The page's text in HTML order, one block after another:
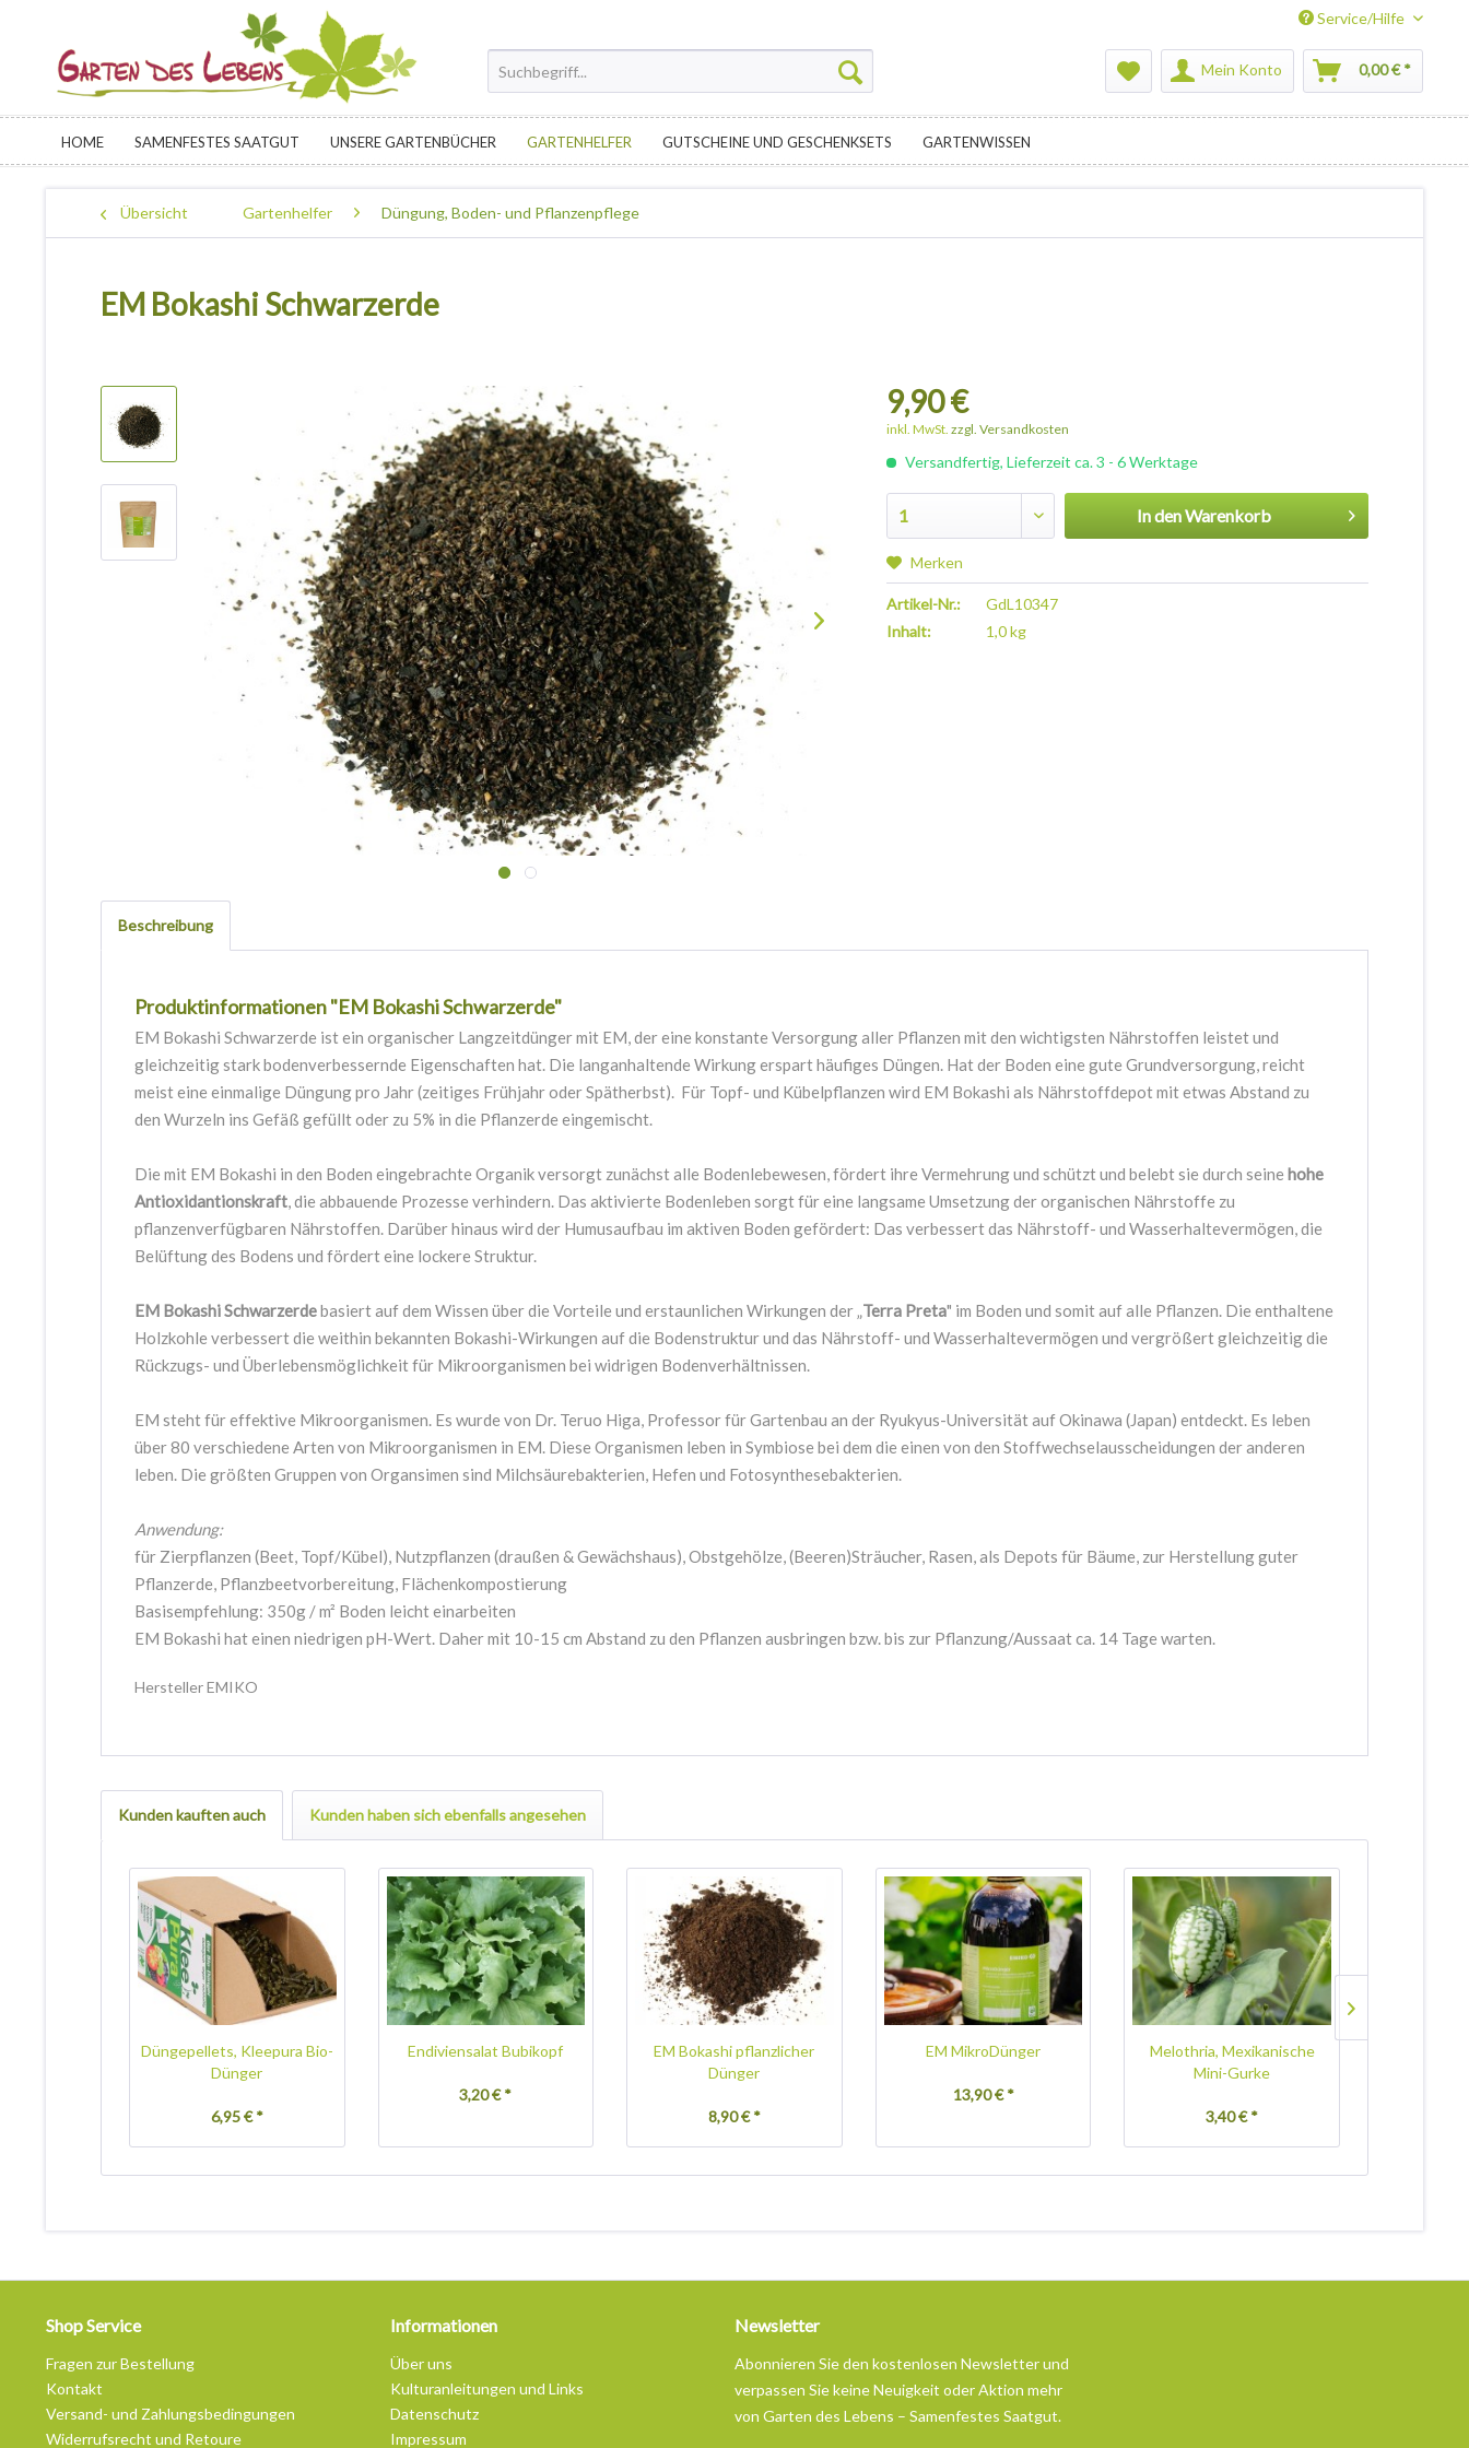
Service/Hilfe
Mein Konto 0,00 € *
HOME SAMENFESTES SAATGUT UNSERE GARTENBÜCHER GARTENHELFER GUTSCHEINE UND GESCHENKSETS GARTENWISSEN
Übersicht Gartenhelfer Düngung, Boden- und Pflanzenpflege
EM Bokashi Schwarzerde
9,90 €
inkl. MwSt.zzgl. Versandkosten
Versandfertig, Lieferzeit ca. 3 - 6 Werktage
In denWarenkorb
Merken
Artikel-Nr.:
GdL10347
Inhalt:
1,0 kg
Beschreibung
Produktinformationen "EM Bokashi Schwarzerde"
EM Bokashi Schwarzerde ist ein organischer Langzeitdünger mit EM, der eine konstante Versorgung aller Pflanzen mit den wichtigsten Nährstoffen leistet und
gleichzeitig stark bodenverbessernde Eigenschaften hat. Die langanhaltende Wirkung erspart häufiges Düngen. Hat der Boden eine gute Grundversorgung, reicht
meist eine einmalige Düngung pro Jahr (zeitiges Frühjahr oder Spätherbst). Für Topf- und Kübelpflanzen wird EM Bokashi als Nährstoffdepot mit etwas Abstand zu
den Wurzeln ins Gefäß gefüllt oder zu 5% in die Pflanzerde eingemischt.
Die mit EM Bokashi in den Boden eingebrachte Organik versorgt zunächst alle Bodenlebewesen, fördert ihre Vermehrung und schützt und belebt sie durch seine hohe
Antioxidantionskraft, die abbauende Prozesse verhindern. Das aktivierte Bodenleben sorgt für eine langsame Umsetzung der organischen Nährstoffe zu
pflanzenverfügbaren Nährstoffen. Darüber hinaus wird der Humusaufbau im aktiven Boden gefördert: Das verbessert das Nährstoff- und Wasserhaltevermögen, die
Belüftung des Bodens und fördert eine lockere Struktur.
EM Bokashi Schwarzerdebasiert auf dem Wissen über die Vorteile und erstaunlichen Wirkungen der „Terra Preta" im Boden und somit auf alle Pflanzen. Die enthaltene
Holzkohle verbessert die weithin bekannten Bokashi-Wirkungen auf die Bodenstruktur und das Nährstoff- und Wasserhaltevermögen und vergrößert gleichzeitig die
Rückzugs- und Überlebensmöglichkeit für Mikroorganismen bei widrigen Bodenverhältnissen.
EM steht für effektive Mikroorganismen. Es wurde von Dr. Teruo Higa, Professor für Gartenbau an der Ryukyus-Universität auf Okinawa (Japan) entdeckt. Es leben
über 80 verschiedene Arten von Mikroorganismen in EM. Diese Organismen leben in Symbiose bei dem die einen von den Stoffwechselausscheidungen der anderen
leben. Die größten Gruppen von Organsimen sind Milchsäurebakterien, Hefen und Fotosynthesebakterien.
Anwendung:
für Zierpflanzen (Beet, Topf/Kübel), Nutzpflanzen (draußen & Gewächshaus), Obstgehölze, (Beeren)Sträucher, Rasen, als Depots für Bäume, zur Herstellung guter
Pflanzerde, Pflanzbeetvorbereitung, Flächenkompostierung
Basisempfehlung: 350g / m² Boden leicht einarbeiten
EM Bokashi hat einen niedrigen pH-Wert. Daher mit 10-15 cm Abstand zu den Pflanzen ausbringen bzw. bis zur Pflanzung/Aussaat ca. 14 Tage warten.
Hersteller EMIKO
Kunden kauften auch Kunden haben sich ebenfalls angesehen
Düngepellets, Kleepura Bio-
Dünger
6,95 € *
Endiviensalat Bubikopf
3,20 € *
EM Bokashi pflanzlicher
Dünger
8,90 € *
EM MikroDünger
13,90 € *
Melothria, Mexikanische
Mini-Gurke
3,40 € *
Shop Service
Fragen zur Bestellung
Kontakt
Versand- und Zahlungsbedingungen
Widerrufsrecht und Retoure
Informationen
Über uns
Kulturanleitungen und Links
Datenschutz
Impressum
Newsletter
Abonnieren Sie den kostenlosen Newsletter und
verpassen Sie keine Neuigkeit oder Aktion mehr
von Garten des Lebens – Samenfestes Saatgut.